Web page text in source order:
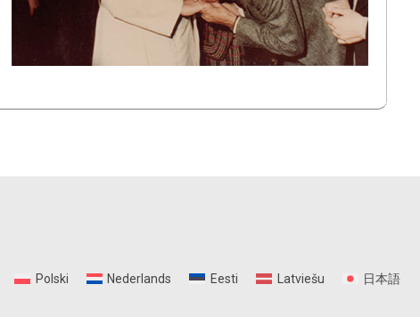
Polski Nederlands Eesti Latviešu
日本語